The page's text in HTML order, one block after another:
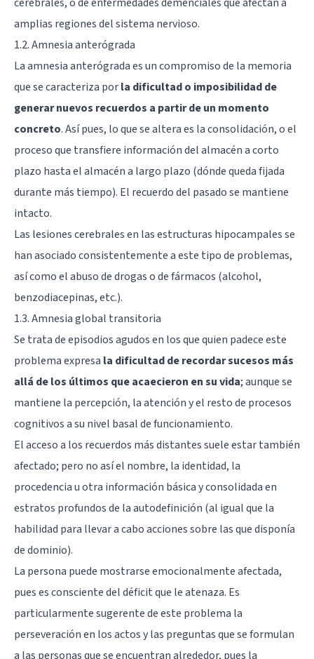
amplias regiones del sistema nervioso.
1.2. Amnesia anterógrada
La amnesia anterógrada es un compromiso de la memoria
que se caracteriza porla dificultad o imposibilidad de
generar nuevos recuerdos a partir de un momento
concreto. Así pues, lo que se altera es la consolidación, o el
proceso que transfiere información del almacén a corto
plazo hasta el almacén a largo plazo (dónde queda fijada
durante más tiempo). El recuerdo del pasado se mantiene
intacto.
Las lesiones cerebrales en las estructuras hipocampales se
han asociado consistentemente a este tipo de problemas,
así como el abuso de drogas o de fármacos (alcohol,
benzodiacepinas, etc.).
1.3. Amnesia global transitoria
Se trata de episodios agudos en los que quien padece este
problema expresa la dificultad de recordar sucesos más
allá de los últimos que acaecieron en su vida; aunque se
mantiene la percepción, la atención y el resto de procesos
cognitivos a su nivel basal de funcionamiento.
El acceso a los recuerdos más distantes suele estar también
afectado; pero no así el nombre, la identidad, la
procedencia u otra información básica y consolidada en
estratos profundos de la autodefinición (al igual que la
habilidad para llevar a cabo acciones sobre las que disponía
de dominio).
La persona puede mostrarse emocionalmente afectada,
pues es consciente del déficit que le atenaza. Es
particularmente sugerente de este problema la
perseveración en los actos y las preguntas que se formulan
a las personas que se encuentran alrededor, pues la